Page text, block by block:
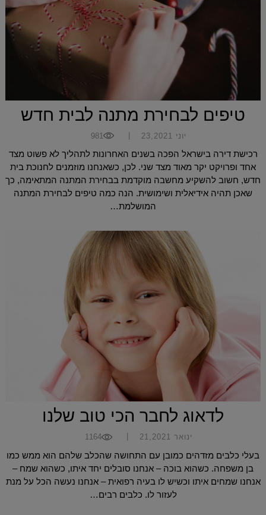
טיפים לבחירת מתנה לבית חדש
יוני 23,2021 981
רכישת דירה בישראל הפכה בשנים האחרונות לתהליך לא פשוט מצד
אחד ופרויקט יקר מאוד מצד שני. לכן, כשאנחנו מוזמנים לחנוכת בית
חדש, חשוב להשקיע מחשבה מוקדמת בבחירת המתנה המתאימה, כך
שאכן תהיה אידיאלית ושימושית. הנה כמה טיפים לבחירת המתנה
המושלמת…
לדאוג לחבר הכי טוב שלנו
ינואר 21,2021 1164
בעלי כלבים מזדהים כמובן עם התחושה שהכלב שלהם הוא ממש כמו
בן משפחה. כשהוא בוכה – אנחנו סובלים יחד איתו, כשהוא שמח –
אנחנו שמחים איתו וכשיש לו בעיה רפואית – אנחנו נעשה הכל על מנת
לעזור לו. כלבים רבים…